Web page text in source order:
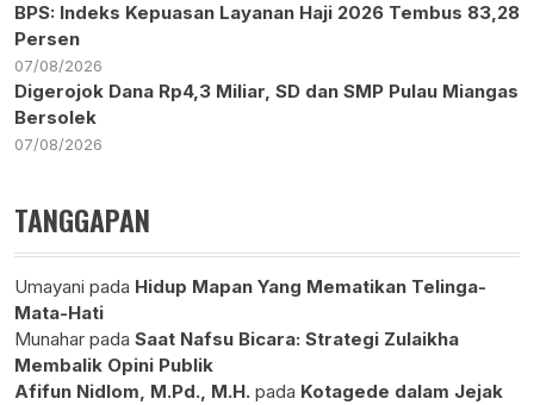
BPS: Indeks Kepuasan Layanan Haji 2026 Tembus 83,28
Persen
07/08/2026
Digerojok Dana Rp4,3 Miliar, SD dan SMP Pulau Miangas
Bersolek
07/08/2026
TANGGAPAN
Umayani pada Hidup Mapan Yang Mematikan Telinga-
Mata-Hati
Munahar pada Saat Nafsu Bicara: Strategi Zulaikha
Membalik Opini Publik
Afifun Nidlom, M.Pd., M.H. pada Kotagede dalam Jejak